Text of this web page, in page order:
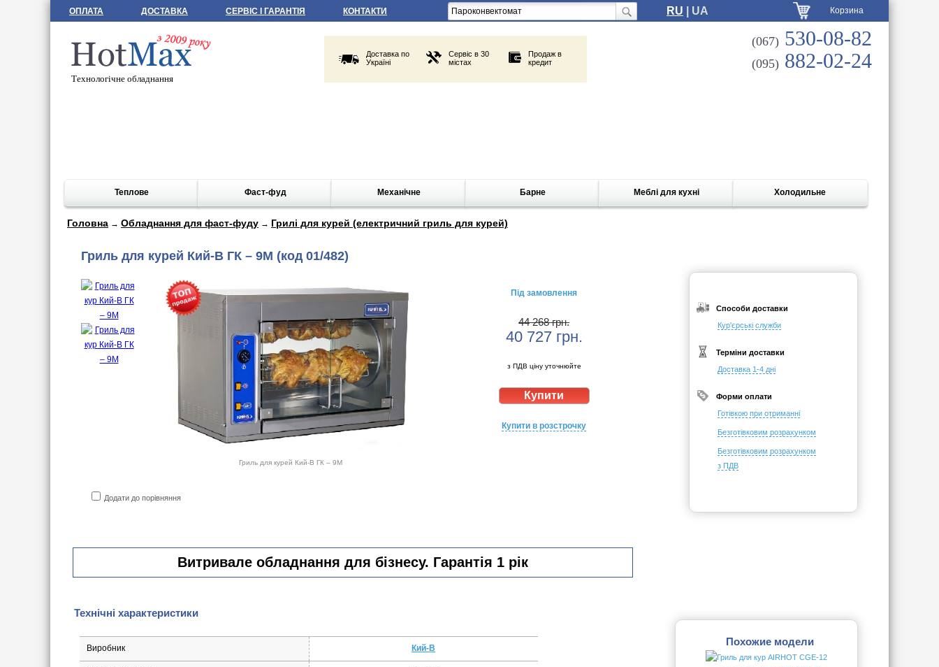
ОПЛАТА ДОСТАВКА СЕРВІС І ГАРАНТІЯ КОНТАКТИ RU | UA Корзина
Технологічне обладнання
Доставка по
Україні
Сервіс в 30
містах
Продаж в
кредит
(067) 530-08-82
(095) 882-02-24
Теплове Фаст-фуд Механічне Барне Меблі для кухні Холодильне
Головна → Обладнання для фаст-фуду → Грилі для курей (електричний гриль для курей)
Гриль для курей Кий-В ГК – 9М (код 01/482)
Гриль для курей Кий-В ГК – 9М
Додати до порівняння
Під замовлення
44 268 грн.
40 727грн.
з ПДВ ціну уточнюйте
Купити в розстрочку
Способи доставки
Кур'єрські служби
Терміни доставки
Доставка 1-4 дні
Форми оплати
Готівкою при отриманні
Безготівковим розрахунком
Безготівковим розрахунком
з ПДВ
Витривале обладнання для бізнесу. Гарантія 1 рік
Технічні характеристики
Виробник Кий-В
Похожие модели